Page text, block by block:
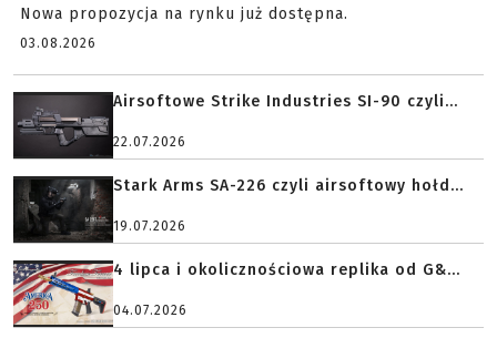
Nowa propozycja na rynku już dostępna.
03.08.2026
Airsoftowe Strike Industries SI-90 czyli...
22.07.2026
Stark Arms SA-226 czyli airsoftowy hołd...
19.07.2026
4 lipca i okolicznościowa replika od G&...
04.07.2026